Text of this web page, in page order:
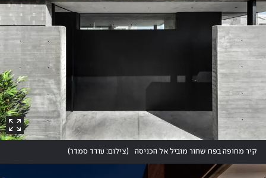
קיר מחופה בפח שחור מוביל אל הכניסה (צילום: עודד סמדר)